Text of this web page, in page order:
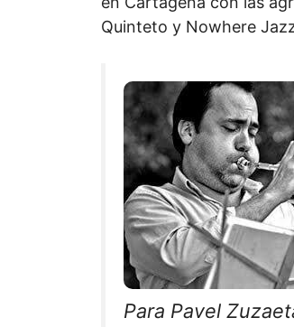
Quinteto y Nowhere
Para Pavel